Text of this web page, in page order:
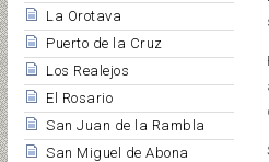
La Orotava
Puerto de la Cruz
Los Realejos
El Rosario
San Juan de la Rambla
San Miguel de Abona